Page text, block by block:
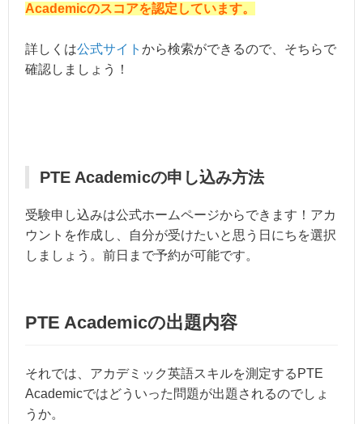
Academicのスコアを認定しています。
詳しくは公式サイト から検索ができるので、そちらで
確認しましょう！
PTE Academicの申し込み方法
受験申し込みは公式ホームページからできます！アカ
ウントを作成し、自分が受けたいと思う日にちを選択
しましょう。前日まで予約が可能です。
PTE Academicの出題内容
それでは、アカデミック英語スキルを測定するPTE
Academicではどういった問題が出題されるのでしょ
うか。